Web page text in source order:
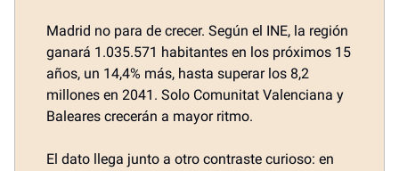
Madrid no para de crecer. Según el INE, la región
ganará 1.035.571 habitantes en los próximos 15
años, un 14,4% más, hasta superar los 8,2
millones en 2041. Solo Comunitat Valenciana y
Baleares crecerán a mayor ritmo.
El dato llega junto a otro contraste curioso: en